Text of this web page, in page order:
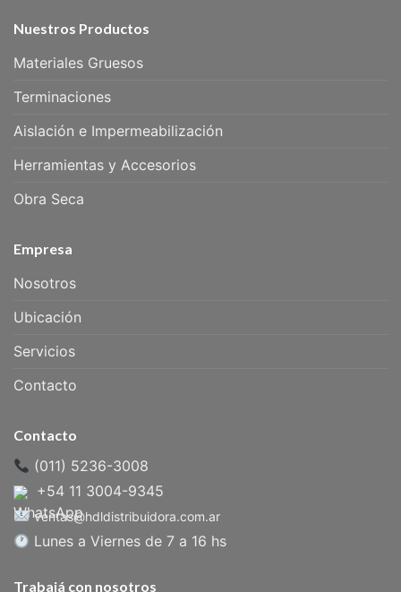
Nuestros Productos
Materiales Gruesos
Terminaciones
Aislación e Impermeabilización
Herramientas y Accesorios
Obra Seca
Empresa
Nosotros
Ubicación
Servicios
Contacto
Contacto
(011) 5236-3008
+54 11 3004-9345
ventas@hdldistribuidora.com.ar
Lunes a Viernes de 7 a 16 hs
Trabajá con nosotros